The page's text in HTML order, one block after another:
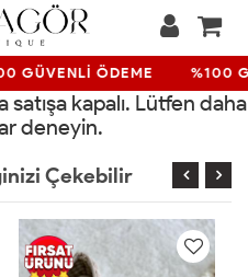
GÜVENLİ ÖDEME %100
kapalı. Lütfen daha
deneyin.
Çekebilir